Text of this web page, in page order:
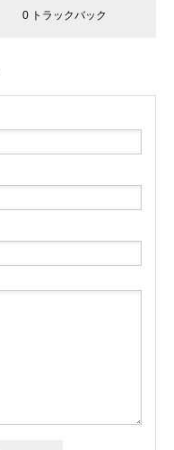
0 トラックバック